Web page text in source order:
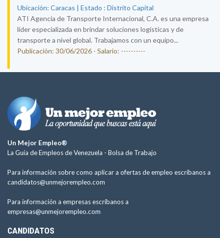
Ubicación: Caracas | Estado : Distrito Capital
ATI Agencia de Transporte Internacional, C.A. es una empresa
líder especializada en brindar soluciones logísticas y de
transporte a nivel global. Trabajamos con un equipo...
Publicación: 30/06/2026 - Salario: ----------
Un Mejor Empleo®
La Guía de Empleos de Venezuela - Bolsa de Trabajo
Para información sobre como aplicar a ofertas de empleo escríbanos a
candidatos@unmejorempleo.com
Para información a empresas escríbanos a
empresas@unmejorempleo.com
CANDIDATOS